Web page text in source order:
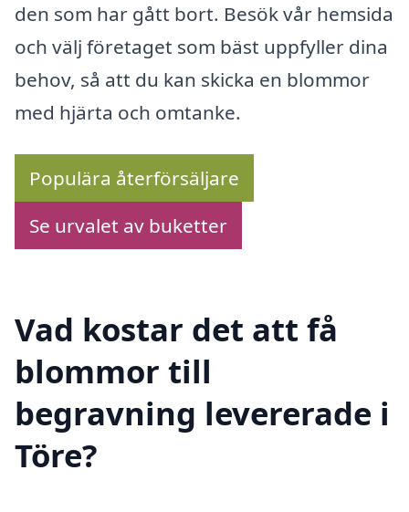
den som har gått bort. Besök vår hemsida
och välj företaget som bäst uppfyller dina
behov, så att du kan skicka en blommor
med hjärta och omtanke.
Populära återförsäljare
Se urvalet av buketter
Vad kostar det att få
blommor till
begravning levererade i
Töre?